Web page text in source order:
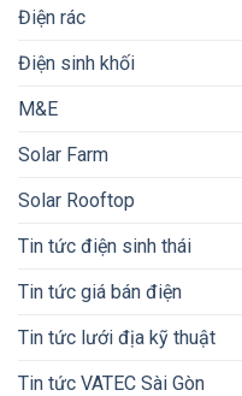
Điện rác
Điện sinh khối
M&E
Solar Farm
Solar Rooftop
Tin tức điện sinh thái
Tin tức giá bán điện
Tin tức lưới địa kỹ thuật
Tin tức VATEC Sài Gòn